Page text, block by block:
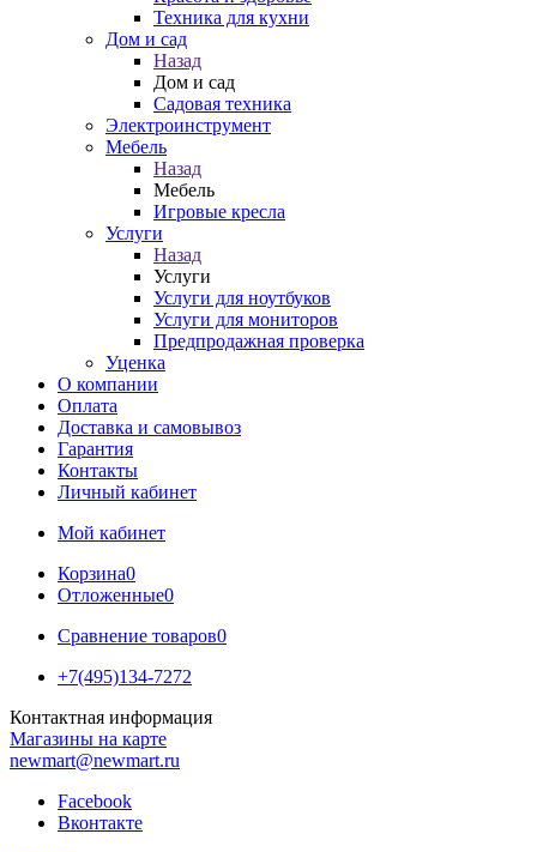
Техника для кухни
Дом и сад
Назад
Дом и сад
Садовая техника
Электроинструмент
Мебель
Назад
Мебель
Игровые кресла
Услуги
Назад
Услуги
Услуги для ноутбуков
Услуги для мониторов
Предпродажная проверка
Уценка
О компании
Оплата
Доставка и самовывоз
Гарантия
Контакты
Личный кабинет
Мой кабинет
Корзина0
Отложенные0
Сравнение товаров0
+7(495)134-7272
Контактная информация
Магазины на карте
newmart@newmart.ru
Facebook
Вконтакте